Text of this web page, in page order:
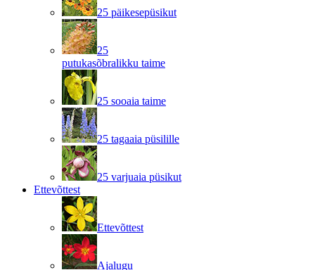
25 päikesepüsikut
25
putukasõbralikku taime
25 sooaia taime
25 tagaaia püsilille
25 varjuaia püsikut
Ettevõttest
Ettevõttest
Ajalugu